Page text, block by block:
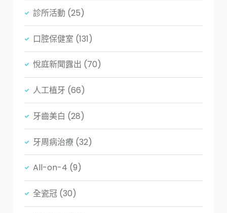
診所活動 (25)
口腔保健室 (131)
悅庭新聞露出 (70)
人工植牙 (66)
牙齒美白 (28)
牙周病治療 (32)
All-on-4 (9)
全瓷冠 (30)